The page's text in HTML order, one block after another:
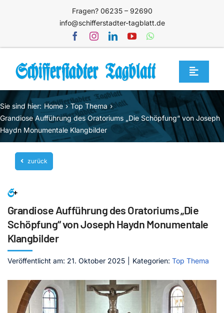
Fragen? 06235 – 92690
info@schifferstadter-tagblatt.de
Toggle
Home
Themen
Blog
Unternehmen
Mediathek
Jetzt abonnieren
Kontakt
Sie sind hier: Home
Top Thema
Grandiose Aufführung des Oratoriums „Die Schöpfung“ von Joseph
Haydn Monumentale Klangbilder
zurück
Grandiose Aufführung des Oratoriums „Die
Schöpfung“ von Joseph Haydn Monumentale
Klangbilder
Veröffentlicht am: 21. Oktober 2025 Kategorien: Top Thema